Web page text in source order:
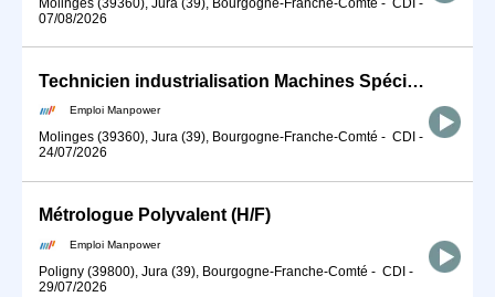
07/08/2026
Technicien industrialisation Machines Spéciales (H/F)
Emploi Manpower
Molinges (39360), Jura (39), Bourgogne-Franche-Comté - CDI -
24/07/2026
Métrologue Polyvalent (H/F)
Emploi Manpower
Poligny (39800), Jura (39), Bourgogne-Franche-Comté - CDI -
29/07/2026